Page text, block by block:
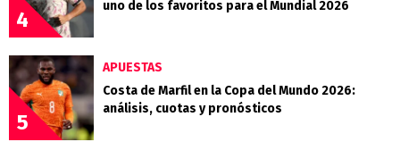
4
uno de los favoritos para el Mundial 2026
5
APUESTAS
Costa de Marfil en la Copa del Mundo 2026:
análisis, cuotas y pronósticos